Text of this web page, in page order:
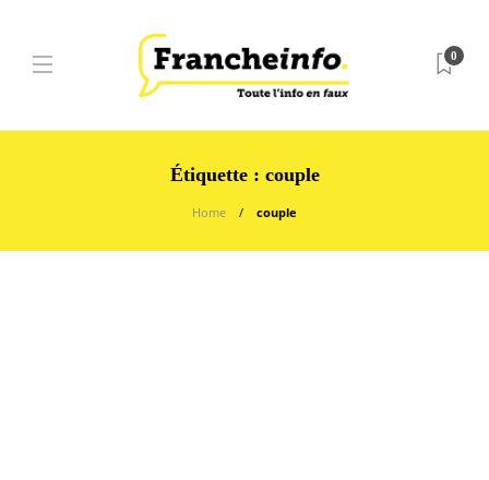
0
Étiquette : couple
Home couple